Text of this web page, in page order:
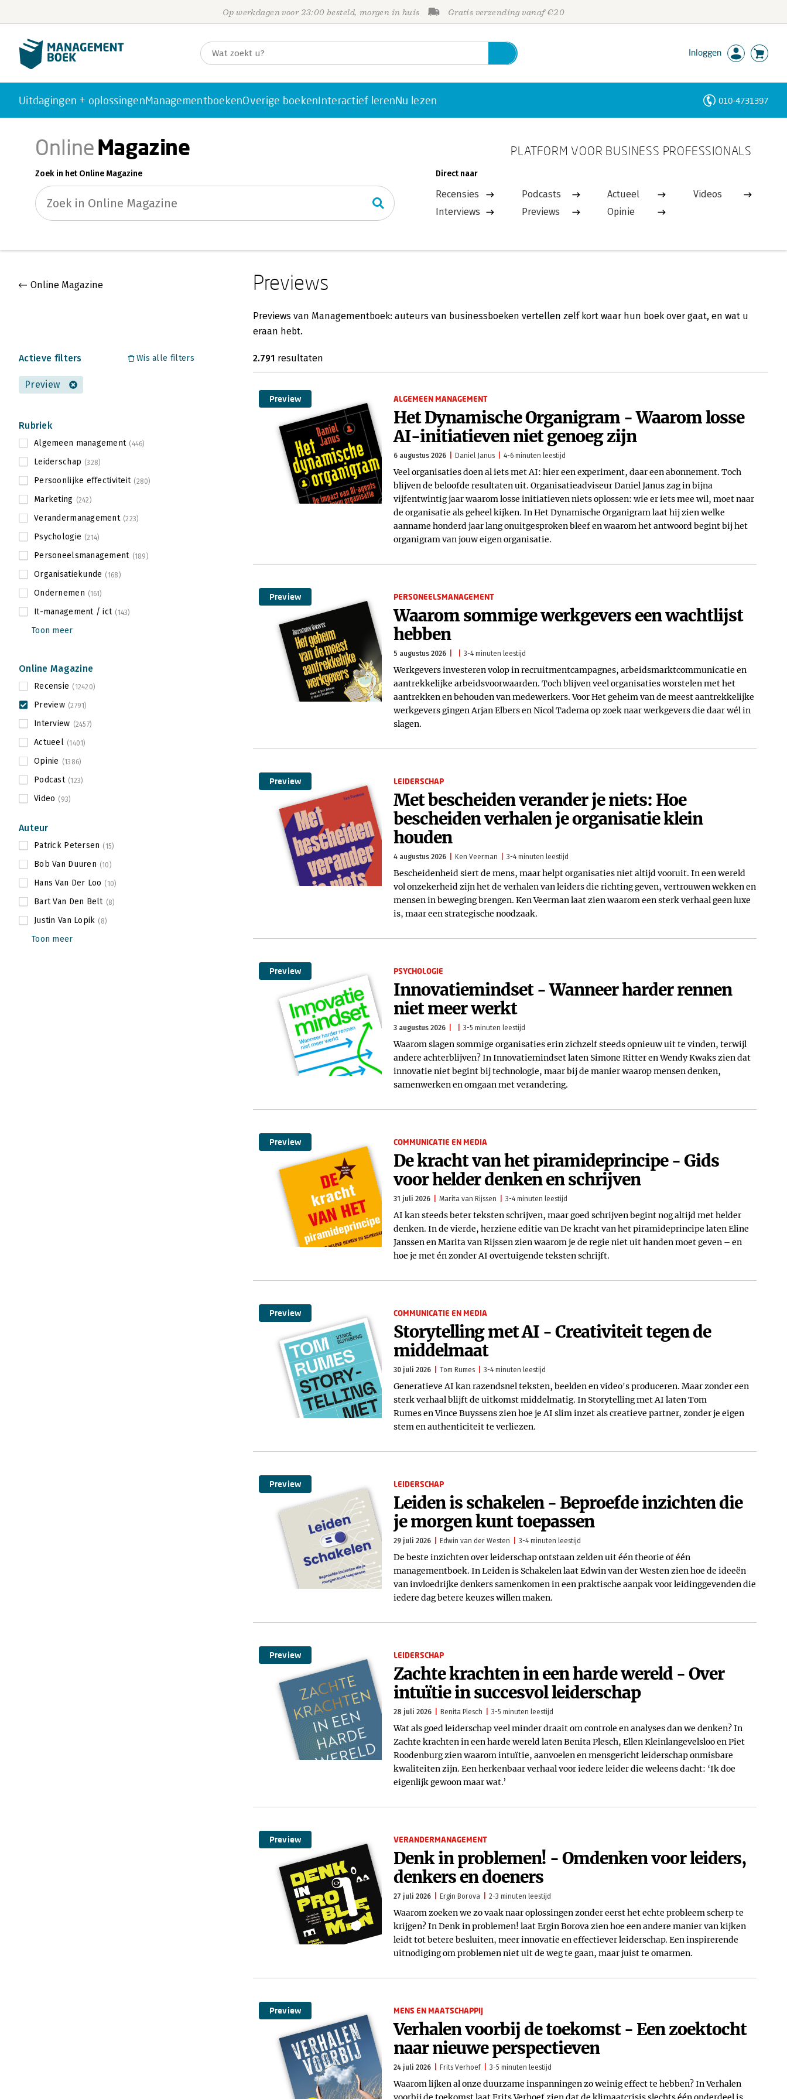
Op werkdagen voor 23:00 besteld, morgen in huis Gratis verzending vanaf €20
Inloggen
Uitdagingen + oplossingenManagementboekenOverige boekenInteractief lerenNu lezen 010-4731397
OnlineMagazine PLATFORM VOOR BUSINESS PROFESSIONALS
Zoek in het Online Magazine Direct naar
Recensies
Interviews
Podcasts
Previews
Actueel
Opinie
Videos
Gevonden artikelen
Online Magazine
Actieve filters Wis alle filters
Preview
Rubriek
Algemeen management (446)
Leiderschap (328)
Persoonlijke effectiviteit (280)
Marketing (242)
Verandermanagement (223)
Psychologie (214)
Personeelsmanagement (189)
Organisatiekunde (168)
Ondernemen (161)
It-management / ict (143)
Toon meer
Online Magazine
Recensie (12420)
Preview (2791)
Interview (2457)
Actueel (1401)
Opinie (1386)
Podcast (123)
Video (93)
Auteur
Patrick Petersen (15)
Bob Van Duuren (10)
Hans Van Der Loo (10)
Bart Van Den Belt (8)
Justin Van Lopik (8)
Toon meer
Previews
Previews van Managementboek: auteurs van businessboeken vertellen zelf kort waar hun boek over gaat, en wat u
eraan hebt.
2.791 resultaten
Preview ALGEMEEN MANAGEMENT
Het Dynamische Organigram - Waarom losse
AI-initiatieven niet genoeg zijn
6 augustus 2026 Daniel Janus 4-6 minuten leestijd
Veel organisaties doen al iets met AI: hier een experiment, daar een abonnement. Toch
blijven de beloofde resultaten uit. Organisatieadviseur Daniel Janus zag in bijna
vijfentwintig jaar waarom losse initiatieven niets oplossen: wie er iets mee wil, moet naar
de organisatie als geheel kijken. In Het Dynamische Organigram laat hij zien welke
aanname honderd jaar lang onuitgesproken bleef en waarom het antwoord begint bij het
organigram van jouw eigen organisatie.
Preview PERSONEELSMANAGEMENT
Waarom sommige werkgevers een wachtlijst
hebben
5 augustus 2026 3-4 minuten leestijd
Werkgevers investeren volop in recruitmentcampagnes, arbeidsmarktcommunicatie en
aantrekkelijke arbeidsvoorwaarden. Toch blijven veel organisaties worstelen met het
aantrekken en behouden van medewerkers. Voor Het geheim van de meest aantrekkelijke
werkgevers gingen Arjan Elbers en Nicol Tadema op zoek naar werkgevers die daar wél in
slagen.
Preview LEIDERSCHAP
Met bescheiden verander je niets: Hoe
bescheiden verhalen je organisatie klein
houden
4 augustus 2026 Ken Veerman 3-4 minuten leestijd
Bescheidenheid siert de mens, maar helpt organisaties niet altijd vooruit. In een wereld
vol onzekerheid zijn het de verhalen van leiders die richting geven, vertrouwen wekken en
mensen in beweging brengen. Ken Veerman laat zien waarom een sterk verhaal geen luxe
is, maar een strategische noodzaak.
Preview PSYCHOLOGIE
Innovatiemindset - Wanneer harder rennen
niet meer werkt
3 augustus 2026 3-5 minuten leestijd
Waarom slagen sommige organisaties erin zichzelf steeds opnieuw uit te vinden, terwijl
andere achterblijven? In Innovatiemindset laten Simone Ritter en Wendy Kwaks zien dat
innovatie niet begint bij technologie, maar bij de manier waarop mensen denken,
samenwerken en omgaan met verandering.
Preview COMMUNICATIE EN MEDIA
De kracht van het piramideprincipe - Gids
voor helder denken en schrijven
31 juli 2026 Marita van Rijssen 3-4 minuten leestijd
AI kan steeds beter teksten schrijven, maar goed schrijven begint nog altijd met helder
denken. In de vierde, herziene editie van De kracht van het piramideprincipe laten Eline
Janssen en Marita van Rijssen zien waarom je de regie niet uit handen moet geven – en
hoe je met én zonder AI overtuigende teksten schrijft.
Preview COMMUNICATIE EN MEDIA
Storytelling met AI - Creativiteit tegen de
middelmaat
30 juli 2026 Tom Rumes 3-4 minuten leestijd
Generatieve AI kan razendsnel teksten, beelden en video's produceren. Maar zonder een
sterk verhaal blijft de uitkomst middelmatig. In Storytelling met AI laten Tom
Rumes en Vince Buyssens zien hoe je AI slim inzet als creatieve partner, zonder je eigen
stem en authenticiteit te verliezen.
Preview LEIDERSCHAP
Leiden is schakelen - Beproefde inzichten die
je morgen kunt toepassen
29 juli 2026 Edwin van der Westen 3-4 minuten leestijd
De beste inzichten over leiderschap ontstaan zelden uit één theorie of één
managementboek. In Leiden is Schakelen laat Edwin van der Westen zien hoe de ideeën
van invloedrijke denkers samenkomen in een praktische aanpak voor leidinggevenden die
iedere dag betere keuzes willen maken.
Preview LEIDERSCHAP
Zachte krachten in een harde wereld - Over
intuïtie in succesvol leiderschap
28 juli 2026 Benita Plesch 3-5 minuten leestijd
Wat als goed leiderschap veel minder draait om controle en analyses dan we denken? In
Zachte krachten in een harde wereld laten Benita Plesch, Ellen Kleinlangevelsloo en Piet
Roodenburg zien waarom intuïtie, aanvoelen en mensgericht leiderschap onmisbare
kwaliteiten zijn. Een herkenbaar verhaal voor iedere leider die weleens dacht: ‘Ik doe
eigenlijk gewoon maar wat.’
Preview VERANDERMANAGEMENT
Denk in problemen! - Omdenken voor leiders,
denkers en doeners
27 juli 2026 Ergin Borova 2-3 minuten leestijd
Waarom zoeken we zo vaak naar oplossingen zonder eerst het echte probleem scherp te
krijgen? In Denk in problemen! laat Ergin Borova zien hoe een andere manier van kijken
leidt tot betere besluiten, meer innovatie en effectiever leiderschap. Een inspirerende
uitnodiging om problemen niet uit de weg te gaan, maar juist te omarmen.
Preview MENS EN MAATSCHAPPIJ
Verhalen voorbij de toekomst - Een zoektocht
naar nieuwe perspectieven
24 juli 2026 Frits Verhoef 3-5 minuten leestijd
Waarom lijken al onze duurzame inspanningen zo weinig effect te hebben? In Verhalen
Personen
Trefwoorden